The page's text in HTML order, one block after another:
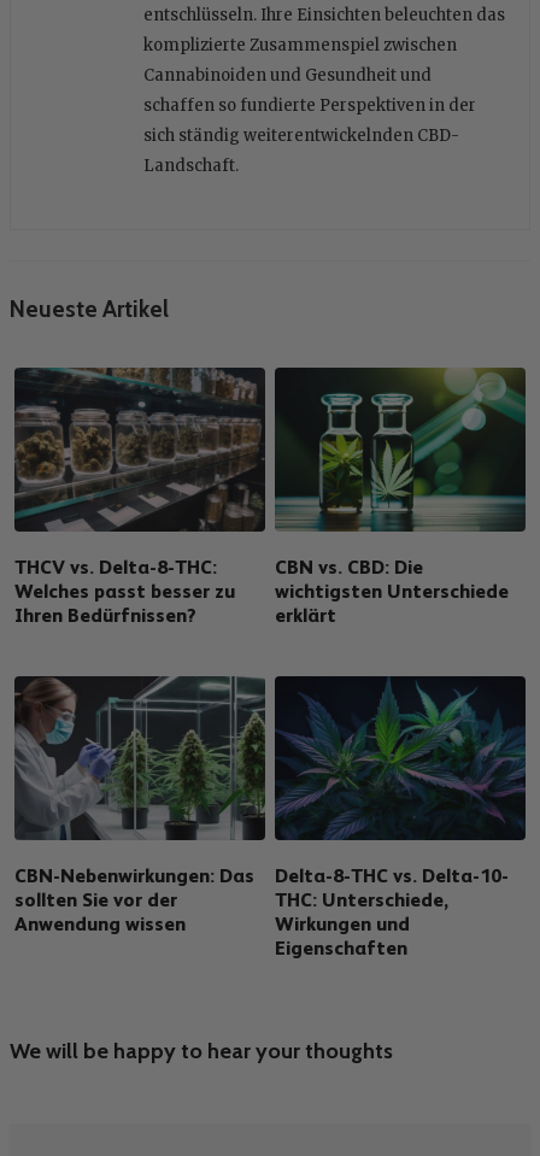
entschlüsseln. Ihre Einsichten beleuchten das
komplizierte Zusammenspiel zwischen
Cannabinoiden und Gesundheit und
schaffen so fundierte Perspektiven in der
sich ständig weiterentwickelnden CBD-
Landschaft.
Neueste Artikel
THCV vs. Delta-8-THC:
Welches passt besser zu
Ihren Bedürfnissen?
CBN vs. CBD: Die
wichtigsten Unterschiede
erklärt
CBN-Nebenwirkungen: Das
sollten Sie vor der
Anwendung wissen
Delta-8-THC vs. Delta-10-
THC: Unterschiede,
Wirkungen und
Eigenschaften
We will be happy to hear your thoughts